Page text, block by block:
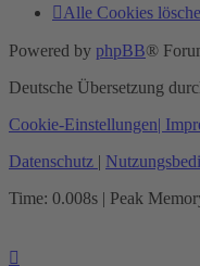
Alle Cookies
Powered by phpBB®
Deutsche Übersetzung
Cookie-Einstellungen|
Datenschutz |
Time: 0.008s | Peak